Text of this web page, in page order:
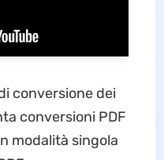
conversione dei
conversioni PDF
modalità singola